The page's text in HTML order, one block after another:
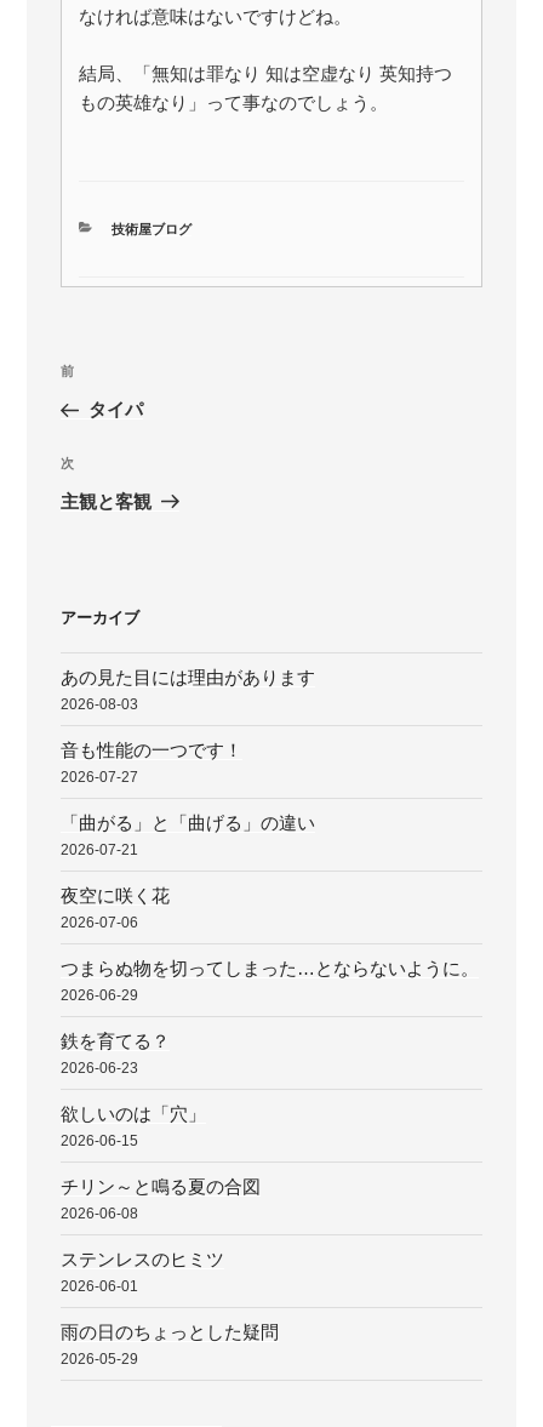
なければ意味はないですけどね。
結局、「無知は罪なり 知は空虚なり 英知持つ
もの英雄なり」って事なのでしょう。
カ
技術屋ブログ
投
ナ
ビ
ゲ
ン
前
の
稿
前
タイパ
次
の
次
主観と客観
アーカイブ
あの見た目には理由があります
2026-08-03
音も性能の一つです！
2026-07-27
「曲がる」と「曲げる」の違い
2026-07-21
夜空に咲く花
2026-07-06
つまらぬ物を切ってしまった…とならないように。
2026-06-29
鉄を育てる？
2026-06-23
欲しいのは「穴」
2026-06-15
チリン～と鳴る夏の合図
2026-06-08
ステンレスのヒミツ
2026-06-01
雨の日のちょっとした疑問
2026-05-29